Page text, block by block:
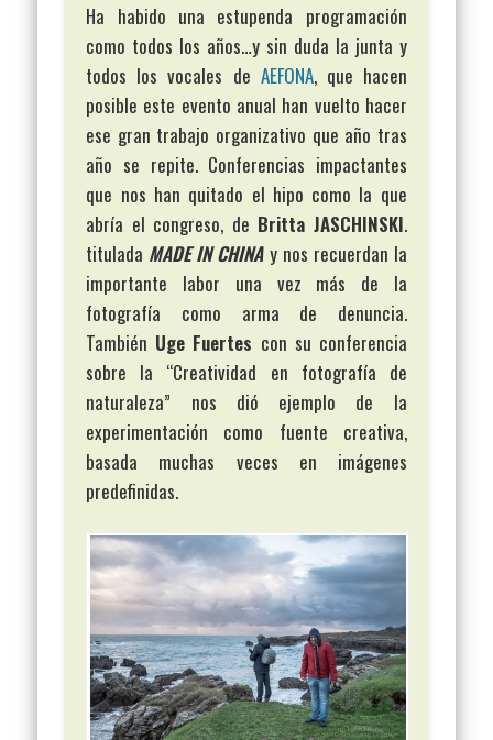
Ha habido una estupenda programación
como todos los años…y sin duda la junta y
todos los vocales de AEFONA, que hacen
posible este evento anual han vuelto hacer
ese gran trabajo organizativo que año tras
año se repite. Conferencias impactantes
que nos han quitado el hipo como la que
abría el congreso, de Britta JASCHINSKI.
titulada MADE IN CHINAy nos recuerdan la
importante labor una vez más de la
fotografía como arma de denuncia.
También Uge Fuertes con su conferencia
sobre la “Creatividad en fotografía de
naturaleza” nos dió ejemplo de la
experimentación como fuente creativa,
basada muchas veces en imágenes
predefinidas.